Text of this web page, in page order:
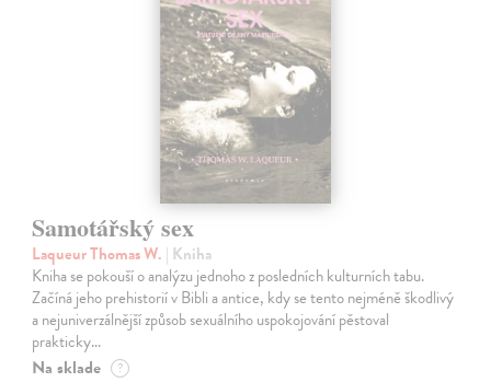
Samotářský sex
Laqueur Thomas W. | Kniha
Kniha se pokouší o analýzu jednoho z posledních kulturních tabu.
Začíná jeho prehistorií v Bibli a antice, kdy se tento nejméně škodlivý
a nejuniverzálnější způsob sexuálního uspokojování pěstoval
prakticky…
Na sklade ?